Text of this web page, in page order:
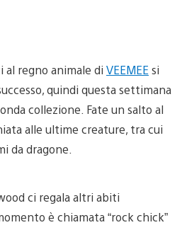
regno animale di VEEMEE si
quindi questa settimana
collezione. Fate un salto al
alle ultime creature, tra cui
da dragone.
ci regala altri abiti
è chiamata “rock chick”